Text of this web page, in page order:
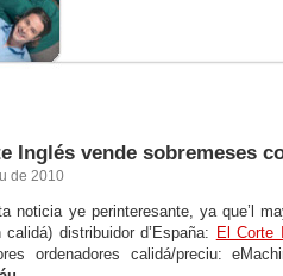
Inglés vende sobremeses
de 2010
noticia ye perinteresante, ya que’l
distribuidor d’España: El Corte
ordenadores calidá/preciu: